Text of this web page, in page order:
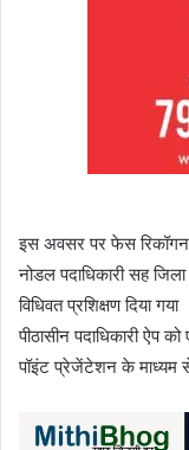
इस अवसर पर फेस
नोडल पदाधिकारी सह
विधिवत प्रशिक्षण दिया
पीठासीन पदाधिकारी ऐप
पॉइंट प्रेजेंटेशन के माध्यम से